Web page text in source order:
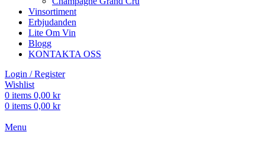
Vinsortiment
Erbjudanden
Lite Om Vin
Blogg
KONTAKTA OSS
Login / Register
Wishlist
0 items 0,00 kr
0 items 0,00 kr
Menu